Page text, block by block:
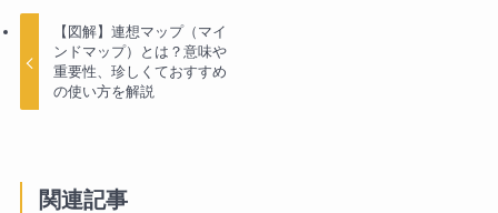
【図解】連想マップ（マイ
ンドマップ）とは？意味や
重要性、珍しくておすすめ
の使い方を解説
関連記事